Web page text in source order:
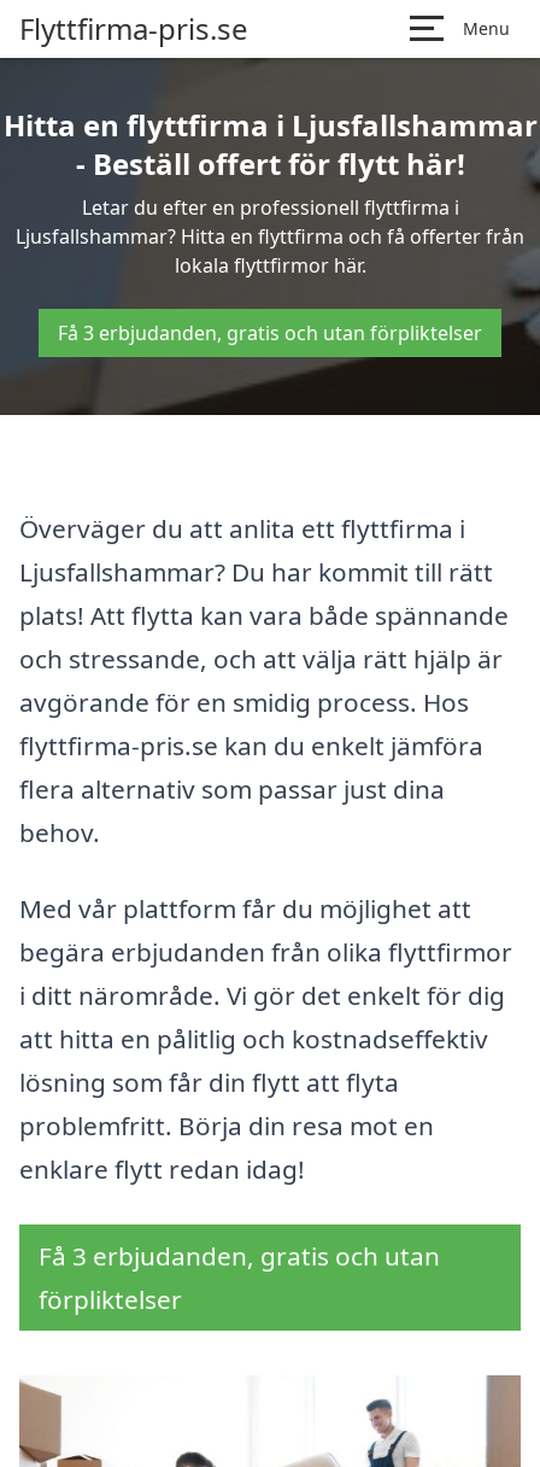
Flyttfirma-pris.se Menu
Hitta en flyttfirma i Ljusfallshammar
- Beställ offert för flytt här!
Letar du efter en professionell flyttfirma i
Ljusfallshammar? Hitta en flyttfirma och få offerter från
lokala flyttfirmor här.
Få 3 erbjudanden, gratis och utan förpliktelser
Överväger du att anlita ett flyttfirma i
Ljusfallshammar? Du har kommit till rätt
plats! Att flytta kan vara både spännande
och stressande, och att välja rätt hjälp är
avgörande för en smidig process. Hos
flyttfirma-pris.se kan du enkelt jämföra
flera alternativ som passar just dina
behov.
Med vår plattform får du möjlighet att
begära erbjudanden från olika flyttfirmor
i ditt närområde. Vi gör det enkelt för dig
att hitta en pålitlig och kostnadseffektiv
lösning som får din flytt att flyta
problemfritt. Börja din resa mot en
enklare flytt redan idag!
Få 3 erbjudanden, gratis och utan
förpliktelser